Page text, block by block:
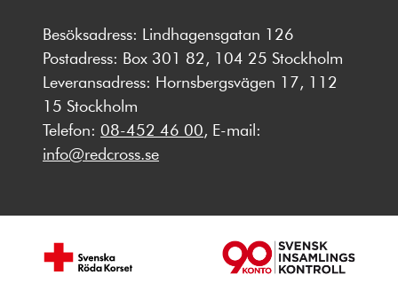
Besöksadress: Lindhagensgatan 126
Postadress: Box 301 82, 104 25 Stockholm
Leveransadress: Hornsbergsvägen 17, 112
15 Stockholm
Telefon: 08-452 46 00, E-mail:
info@redcross.se